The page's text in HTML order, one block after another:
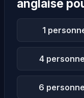
anglaise
1
4
6